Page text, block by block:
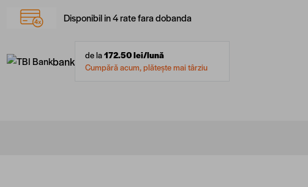
Disponibil in 4 rate fara dobanda
bank de la172.50lei/lună
Cumpără acum, plătește mai târziu